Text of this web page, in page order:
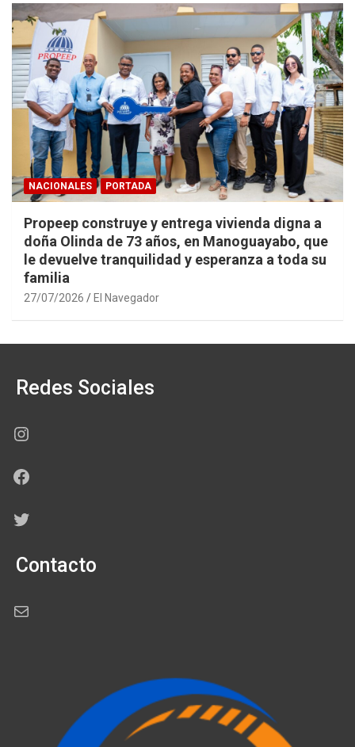
NACIONALES PORTADA
Propeep construye y entrega vivienda digna a
doña Olinda de 73 años, en Manoguayabo, que
le devuelve tranquilidad y esperanza a toda su
familia
27/07/2026 El Navegador
Redes Sociales
Instagram
Facebook
Twitter
Contacto
Correo electrónico